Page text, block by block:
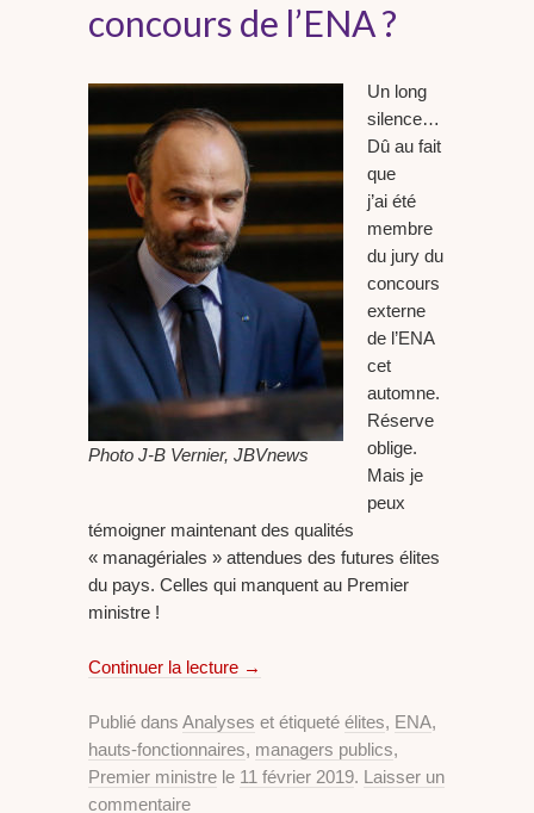
concours de l’ENA ?
Photo J-B Vernier, JBVnews
Un long
silence…
Dû au fait
que
j’ai été
membre
du jury du
concours
externe
de l’ENA
cet
automne.
Réserve
oblige.
Mais je
peux
témoigner maintenant des qualités
« managériales » attendues des futures élites
du pays. Celles qui manquent au Premier
ministre !
Continuer la lecture →
Publié dans Analyses et étiqueté élites, ENA,
hauts-fonctionnaires, managers publics,
Premier ministre le 11 février 2019. Laisser un
commentaire